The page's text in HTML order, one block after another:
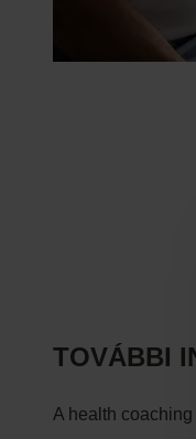
TOVÁBBI
A health